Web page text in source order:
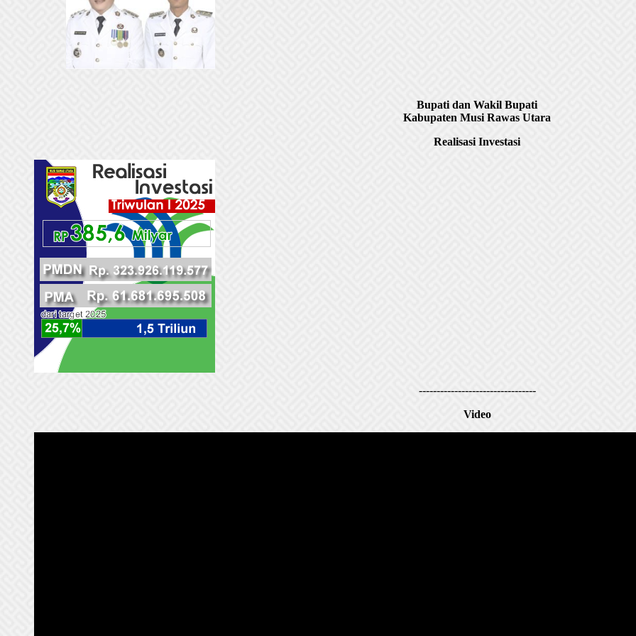
Bupati dan Wakil Bupati
Kabupaten Musi Rawas Utara
Realisasi Investasi
---------------------------------
Video